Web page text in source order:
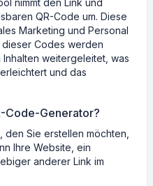
nimmt den Link und
QR-Code um. Diese
Marketing und Personal
dieser Codes werden
weitergeleitet, was
und das
Code-Generator?
den Sie erstellen möchten,
Ihre Website, ein
anderer Link im